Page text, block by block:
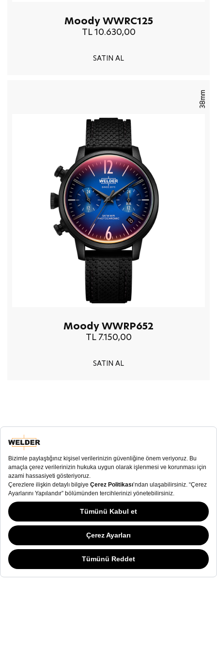
Moody WWRC125
TL 10.630,00
SATIN AL
38mm
Moody WWRP652
TL 7.150,00
SATIN AL
E-Bülten
E-Bülten
ve Gizlilik Sözleşmesi
olmak ve e-posta almak istiyorum.
kişisel verileriminkullanılmasına
onay veriyorum. .
Alışveriş deneyiminizi iyileştirmek ve sizlere daha iyi hizmet verebilmek için
yasal düzenlemelere uygun çerezler (cookies) kullanıyoruz. Detaylı bilgi için
“Gizlilik ve Kişisel Veriler” sayfamızı ziyaret edebilirsiniz.Detaylar için tıklayın.